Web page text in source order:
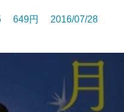
649円 2016/07/28